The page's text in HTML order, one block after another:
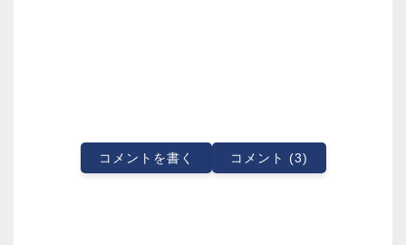
コメントを書く コメント (3)